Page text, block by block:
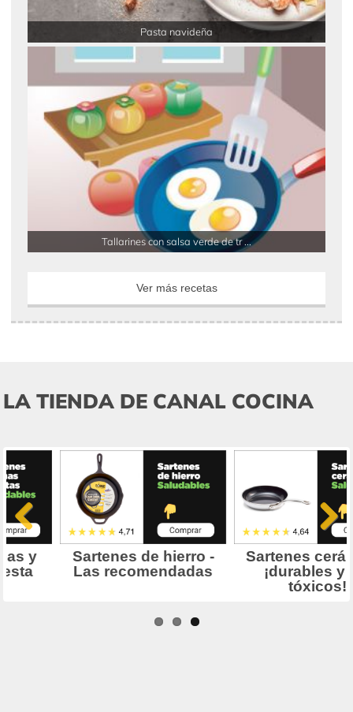
Pasta navideña
Tallarines con salsa verde de tr ...
Ver más recetas
LA TIENDA DE CANAL COCINA